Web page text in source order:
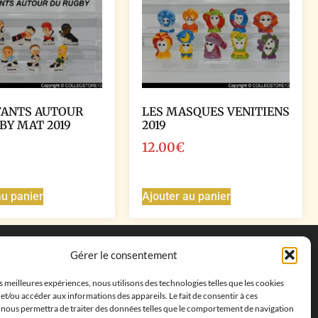
Gérer le consentement
meilleures expériences, nous utilisons des technologies telles que les cookies
ou accéder aux informations des appareils. Le fait de consentir à ces
permettra de traiter des données telles que le comportement de navigation
AUTOUR
MAT 2019
panier
LES MASQUES VENITIENS
2019
12.00€
Ajouter au panier
Coordonnées
cléments, 13500 Martigues, France
Téléphone : ‭+33652313256‬